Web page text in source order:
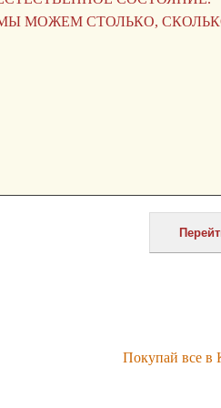
Покупай все в